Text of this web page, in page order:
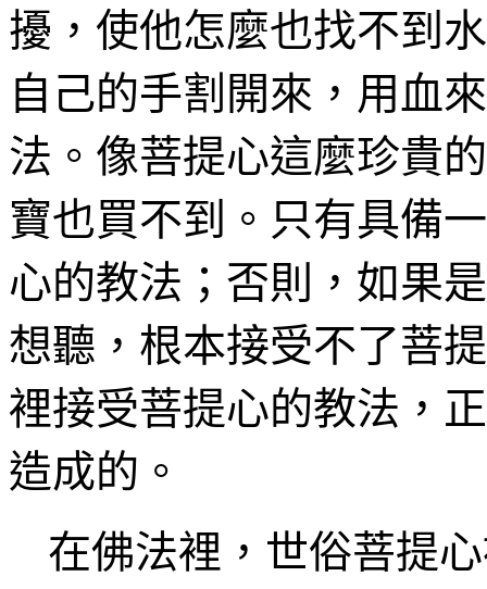
擾，使他怎麼也找不到
自己的手割開來，用血
法。像菩提心這麼珍貴
寶也買不到。只有具備
心的教法；否則，如果
想聽，根本接受不了菩
裡接受菩提心的教法，
造成的。
在佛法裡，世俗菩提